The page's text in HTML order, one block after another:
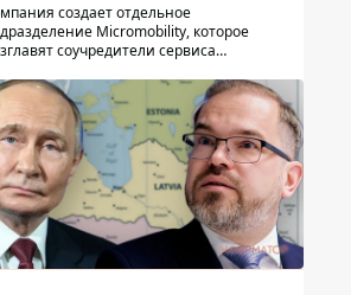
создает отдельное
Micromobility, которое
соучредители сервиса